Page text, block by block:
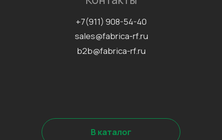
©2026 Все права защищены
Разработка сайта
Наверх↑